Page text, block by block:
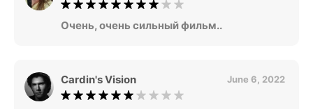
Очень, очень сильный фильм..
Cardin's Vision June 6, 2022